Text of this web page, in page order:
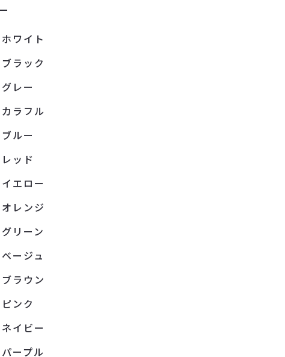
ホワイト
ブラック
グレー
カラフル
ブルー
レッド
イエロー
オレンジ
グリーン
ベージュ
ブラウン
ピンク
ネイビー
パープル